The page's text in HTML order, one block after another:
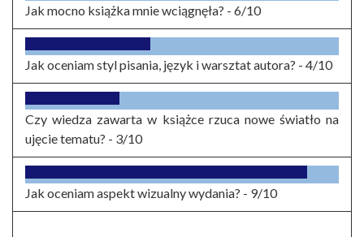
Jak mocno książka mnie wciągnęła? - 6/10
Jak oceniam styl pisania, język i warsztat autora? - 4/10
Czy wiedza zawarta w książce rzuca nowe światło na
ujęcie tematu? - 3/10
Jak oceniam aspekt wizualny wydania? - 9/10